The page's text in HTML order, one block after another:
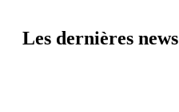
Les dernières news